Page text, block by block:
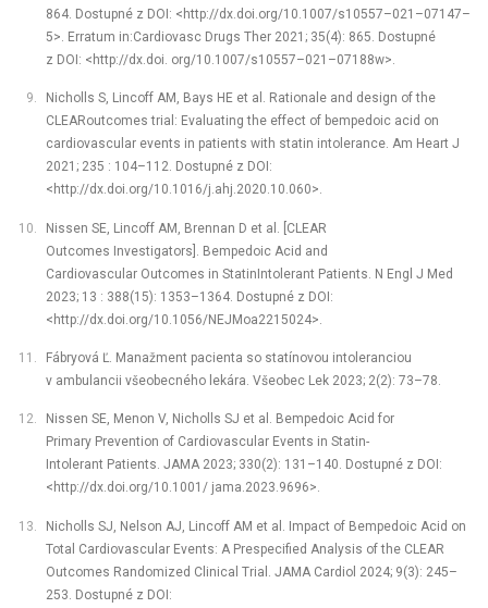
864. Dostupné z DOI: <http://dx.doi.org/10.1007/s10557–021–07147–
5>. Erratum in:Cardiovasc Drugs Ther 2021; 35(4): 865. Dostupné
z DOI: <http://dx.doi. org/10.1007/s10557–021–07188­w>.
Nicholls S, Lincoff AM, Bays HE et al. Rationale and design of the
CLEAR­outcomes trial: Evaluating the effect of bempedoic acid on
cardiovascular events in patients with statin intolerance. Am Heart J
2021; 235 : 104–112. Dostupné z DOI:
<http://dx.doi.org/10.1016/j.ahj.2020.10.060>.
Nissen SE, Lincoff AM, Brennan D et al. [CLEAR
Outcomes Investigators]. Bempedoic Acid and
Cardiovascular Outcomes in Statin­Intolerant Patients. N Engl J Med
2023; 13 : 388(15): 1353–1364. Dostupné z DOI:
<http://dx.doi.org/10.1056/NEJMoa2215024>.
Fábryová Ľ. Manažment pacienta so statínovou intoleranciou
v ambulancii všeobecného lekára. Všeobec Lek 2023; 2(2): 73–78.
Nissen SE, Menon V, Nicholls SJ et al. Bempedoic Acid for
Primary Prevention of Cardiovascular Events in Statin­
Intolerant Patients. JAMA 2023; 330(2): 131–140. Dostupné z DOI:
<http://dx.doi.org/10.1001/ jama.2023.9696>.
Nicholls SJ, Nelson AJ, Lincoff AM et al. Impact of Bempedoic Acid on
Total Cardiovascular Events: A Prespecified Analysis of the CLEAR
Outcomes Randomized Clinical Trial. JAMA Cardiol 2024; 9(3): 245–
253. Dostupné z DOI: